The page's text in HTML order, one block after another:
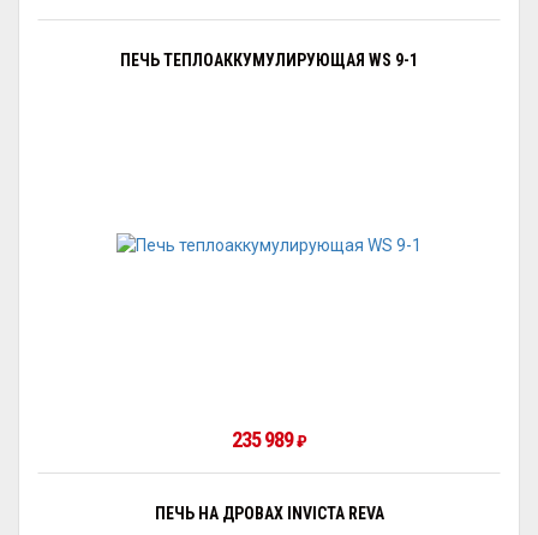
ПЕЧЬ ТЕПЛОАККУМУЛИРУЮЩАЯ WS 9-1
235 989₽
ПЕЧЬ НА ДРОВАХ INVICTA REVA